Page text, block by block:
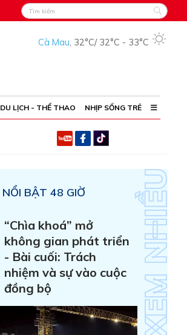
Cà Mau, 32°C/ 32°C - 33°C
DU LỊCH - THỂ THAO NHỊP SỐNG TRẺ
NỔI BẬT 48 GIỜ
“Chìa khoá” mở
không gian phát triển
- Bài cuối: Trách
nhiệm và sự vào cuộc
đồng bộ